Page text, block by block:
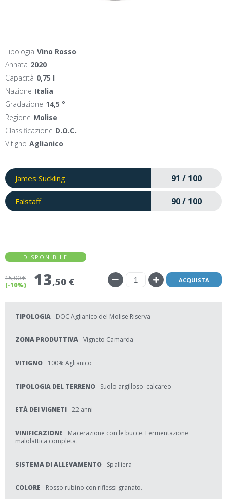
Tipologia Vino Rosso
Annata 2020
Capacità 0,75 l
Nazione Italia
Gradazione 14,5 °
Regione Molise
Classificazione D.O.C.
Vitigno Aglianico
James Suckling 91 / 100
Falstaff 90 / 100
DISPONIBILE
15,00 €
(-10%)
13,50 € ACQUISTA
TIPOLOGIA DOC Aglianico del Molise Riserva
ZONA PRODUTTIVA Vigneto Camarda
VITIGNO 100% Aglianico
TIPOLOGIA DEL TERRENO Suolo argilloso–calcareo
ETÀ DEI VIGNETI 22 anni
VINIFICAZIONE
Macerazione con le bucce. Fermentazione
malolattica completa.
SISTEMA DI ALLEVAMENTO Spalliera
COLORE Rosso rubino con riflessi granato.